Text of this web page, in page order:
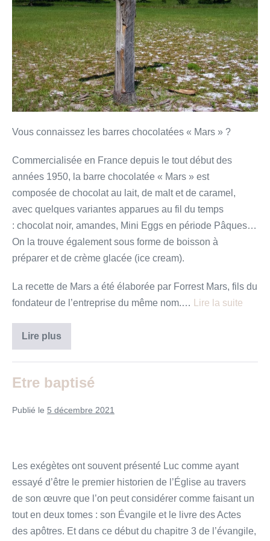
Vous connaissez les barres chocolatées « Mars » ?
Commercialisée en France depuis le tout début des
années 1950, la barre chocolatée « Mars » est
composée de chocolat au lait, de malt et de caramel,
avec quelques variantes apparues au fil du temps
: chocolat noir, amandes, Mini Eggs en période Pâques…
On la trouve également sous forme de boisson à
préparer et de crème glacée (ice cream).
La recette de Mars a été élaborée par Forrest Mars, fils du
fondateur de l’entreprise du même nom.…
Lire la suite
Lire plusLa
l’Evangile
Etre baptisé
Publié le 5 décembre 2021
Les exégètes ont souvent présenté Luc comme ayant
essayé d’être le premier historien de l’Église au travers
de son œuvre que l’on peut considérer comme faisant un
tout en deux tomes : son Évangile et le livre des Actes
des apôtres. Et dans ce début du chapitre 3 de l’évangile,